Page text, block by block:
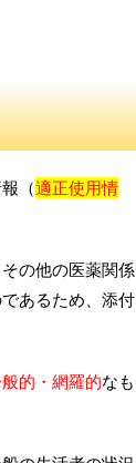
（適正使用情
の他の医薬関係
あるため、添付
的・網羅的なも